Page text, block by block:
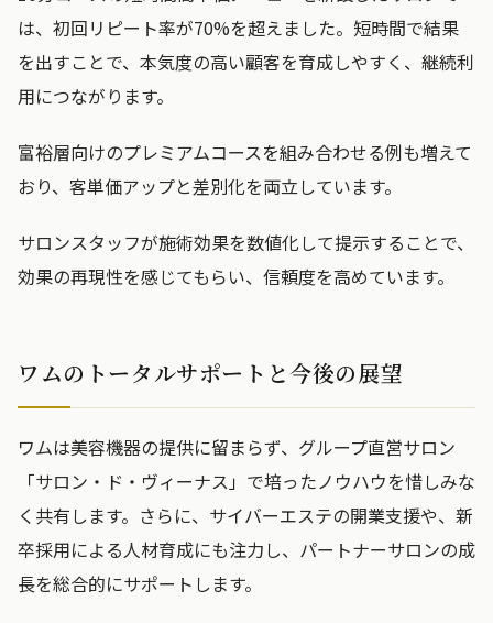
は、初回リピート率が70%を超えました。短時間で結果
を出すことで、本気度の高い顧客を育成しやすく、継続利
用につながります。
富裕層向けのプレミアムコースを組み合わせる例も増えて
おり、客単価アップと差別化を両立しています。
サロンスタッフが施術効果を数値化して提示することで、
効果の再現性を感じてもらい、信頼度を高めています。
ワムのトータルサポートと今後の展望
ワムは美容機器の提供に留まらず、グループ直営サロン
「サロン・ド・ヴィーナス」で培ったノウハウを惜しみな
く共有します。さらに、サイバーエステの開業支援や、新
卒採用による人材育成にも注力し、パートナーサロンの成
長を総合的にサポートします。